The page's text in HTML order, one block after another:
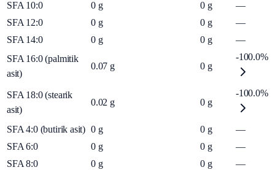
SFA 10:0 0 g 0 g
—
SFA 12:0
0 g 0 g
—
SFA 14:0
0 g 0 g
—
SFA 16:0 (palmitik
asit)
0.07 g 0 g
-100.0%
SFA 18:0 (stearik
asit)
0.02 g 0 g
-100.0%
SFA 4:0 (butirik asit) 0 g 0 g
—
SFA 6:0
0 g 0 g
—
SFA 8:0
0 g 0 g —